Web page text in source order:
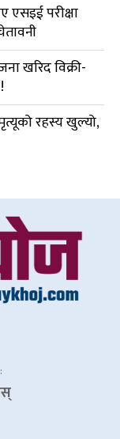
एसइई परीक्षा
खरिद विक्री-
रहस्य खुल्यो,